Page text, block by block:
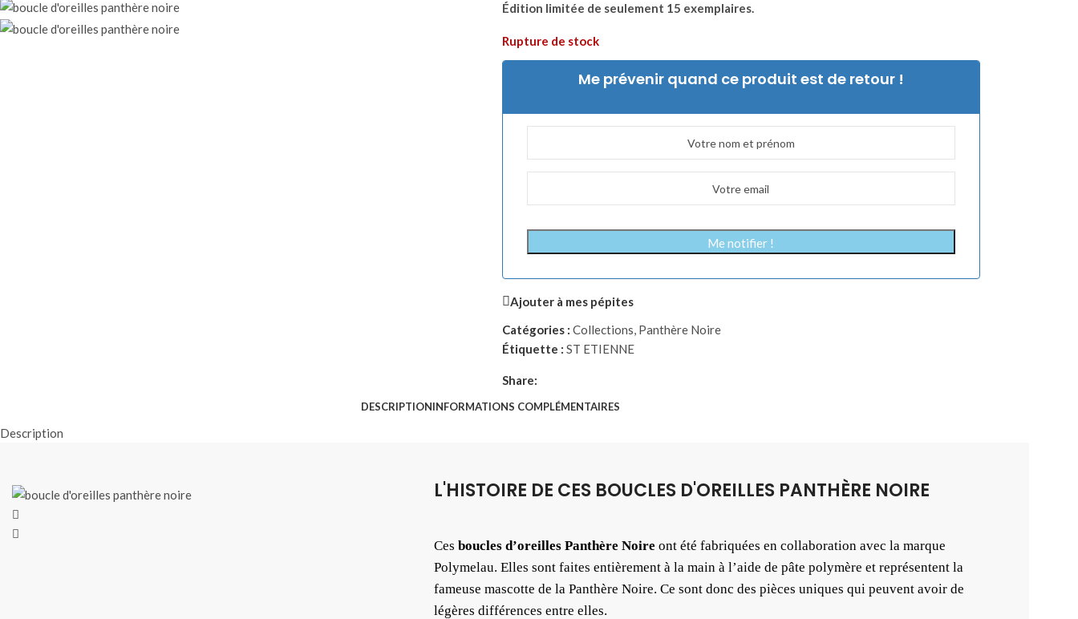
Édition limitée de seulement 15 exemplaires.
Rupture de stock
Me prévenir quand ce produit est de retour !
Me notifier !
Ajouter à mes pépites
Catégories : Collections, Panthère Noire
Étiquette : ST ETIENNE
Share:
DESCRIPTIONINFORMATIONS COMPLÉMENTAIRES
Description
L'HISTOIRE DE CES BOUCLES D'OREILLES PANTHÈRE NOIRE
Ces boucles d’oreilles Panthère Noire ont été fabriquées en collaboration avec la marque
Polymelau. Elles sont faites entièrement à la main à l’aide de pâte polymère et représentent la
fameuse mascotte de la Panthère Noire. Ce sont donc des pièces uniques qui peuvent avoir de
légères différences entre elles.